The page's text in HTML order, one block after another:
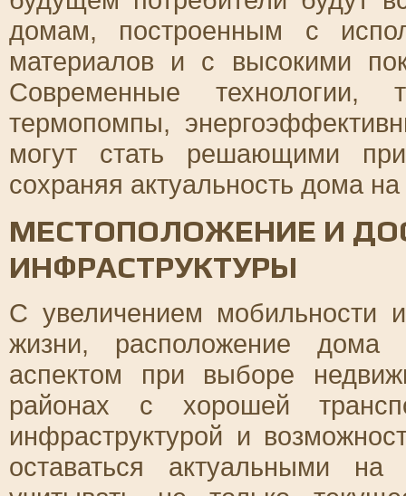
домам, построенным с
материалов и с высокими
Современные
термопомпы,
могут стать решающими
сохраняя актуальность дома
МЕСТОПОЛОЖЕНИЕ И
ИНФРАСТРУКТУРЫ
С увеличением мобильности
жизни, расположение дома
аспектом при выборе
районах с хорошей
инфраструктурой и
оставаться актуальными